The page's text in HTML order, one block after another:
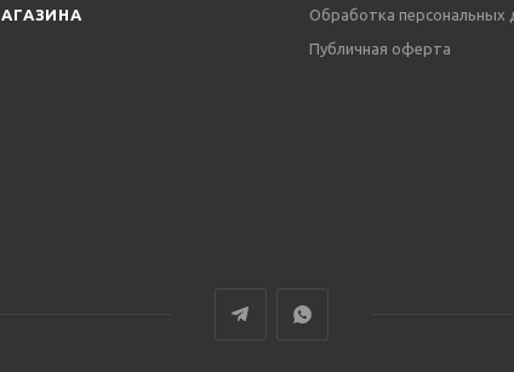
Обработка персональных
Публичная оферта